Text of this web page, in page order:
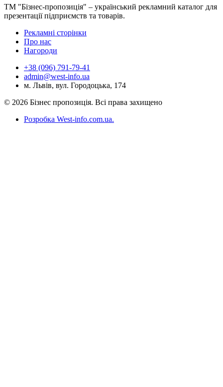
ТМ "Бізнес-пропозиція" – український рекламний каталог для
презентації підприємств та товарів.
Рекламні сторінки
Про нас
Нагороди
+38 (096) 791-79-41
admin@west-info.ua
м. Львів, вул. Городоцька, 174
© 2026 Бізнес пропозиція. Всі права захищено
Розробка West-info.com.ua.